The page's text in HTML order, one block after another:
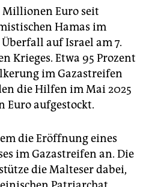
Millionen Euro seit
Hamas im
auf Israel am 7.
Krieges. Etwa 95 Prozent
im Gazastreifen
die Hilfen im Mai 2025
Euro aufgestockt.
die Eröffnung eines
im Gazastreifen an. Die
die Malteser dabei,